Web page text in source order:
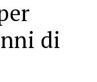
di